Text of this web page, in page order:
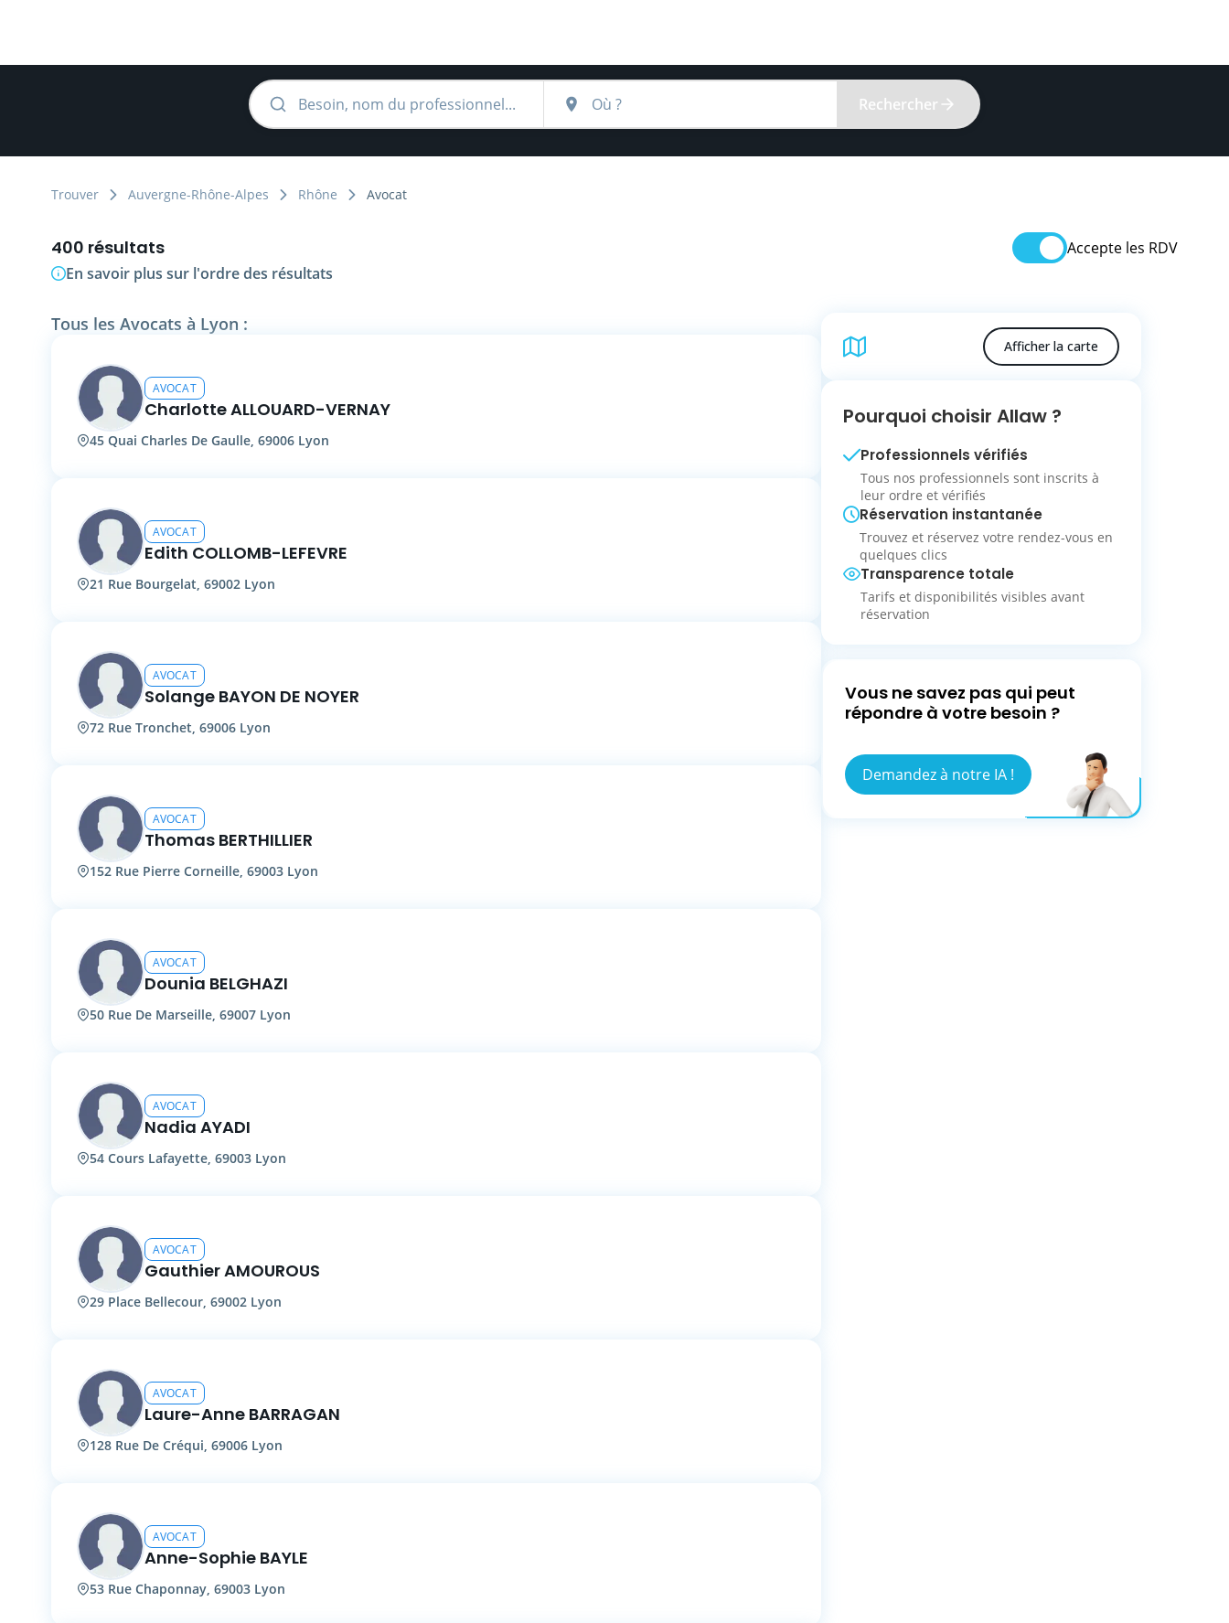
Rechercher
Trouver Auvergne-Rhône-Alpes Rhône Avocat
400 résultats
Accepte les RDV
En savoir plus sur l'ordre des résultats
Tous les Avocats à Lyon :
AVOCAT
Charlotte ALLOUARD-VERNAY
45 Quai Charles De Gaulle, 69006 Lyon
AVOCAT
Edith COLLOMB-LEFEVRE
21 Rue Bourgelat, 69002 Lyon
AVOCAT
Solange BAYON DE NOYER
72 Rue Tronchet, 69006 Lyon
AVOCAT
Thomas BERTHILLIER
152 Rue Pierre Corneille, 69003 Lyon
AVOCAT
Dounia BELGHAZI
50 Rue De Marseille, 69007 Lyon
AVOCAT
Nadia AYADI
54 Cours Lafayette, 69003 Lyon
AVOCAT
Gauthier AMOUROUS
29 Place Bellecour, 69002 Lyon
AVOCAT
Laure-Anne BARRAGAN
128 Rue De Créqui, 69006 Lyon
AVOCAT
Anne-Sophie BAYLE
53 Rue Chaponnay, 69003 Lyon
Afficher la carte
Pourquoi choisir Allaw ?
Professionnels vérifiés
Tous nos professionnels sont inscrits à
leur ordre et vérifiés
Réservation instantanée
Trouvez et réservez votre rendez-vous en
quelques clics
Transparence totale
Tarifs et disponibilités visibles avant
réservation
Vous ne savez pas qui peut
répondre à votre besoin ?
Demandez à notre IA !